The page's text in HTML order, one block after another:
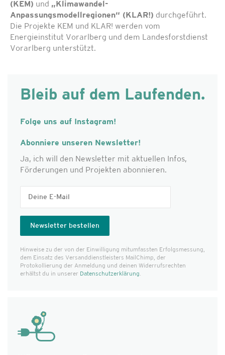
(KEM) und „Klimawandel-
Anpassungsmodellregionen“ (KLAR!) durchgeführt.
Die Projekte KEM und KLAR! werden vom
Energieinstitut Vorarlberg und dem Landesforstdienst
Vorarlberg unterstützt.
Bleib auf dem Laufenden.
Folge uns auf Instagram!
Abonniere unseren Newsletter!
Ja, ich will den Newsletter mit aktuellen Infos,
Förderungen und Projekten abonnieren.
Hinweise zu der von der Einwilligung mitumfassten Erfolgs­messung,
dem Einsatz des Versanddienst­leisters MailChimp, der
Protokollierung der Anmeldung und deinen Widerrufsrechten
erhältst du in unserer Datenschutzerklärung.